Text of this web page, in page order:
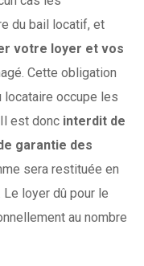
du bail locatif, et
votre loyer et vos
Cette obligation
locataire occupe les
est donc interdit de
garantie des
sera restituée en
loyer dû pour le
au nombre